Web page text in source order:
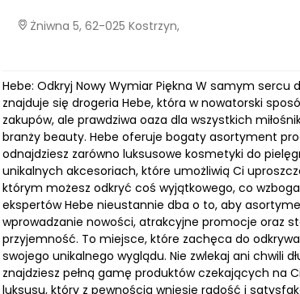
Żniwna 5, 62-025 Kostrzyn,
Hebe: Odkryj Nowy Wymiar Piękna W samym
znajduje się drogeria Hebe, która w nowatorski
zakupów, ale prawdziwa oaza dla wszystkich
branży beauty. Hebe oferuje bogaty asortyment
odnajdziesz zarówno luksusowe kosmetyki do
unikalnych akcesoriach, które umożliwią Ci
którym możesz odkryć coś wyjątkowego, co
ekspertów Hebe nieustannie dba o to, aby
wprowadzanie nowości, atrakcyjne promocje oraz
przyjemność. To miejsce, które zachęca do
swojego unikalnego wyglądu. Nie zwlekaj ani chwili
znajdziesz pełną gamę produktów czekających na
luksusu, który z pewnością wniesie radość i